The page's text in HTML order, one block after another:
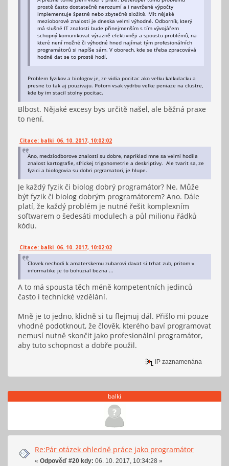
prostě často dostatečně nerozumí a i navržené výpočty
implementuje špatně nebo zbytečně složitě. Mít nějaké
mezioborové znalosti je dneska velmi výhodné. Odborník, který
má slušné IT znalosti bude přinejmenším s tím vývojářem
schopný komunikovat výrazně efektivněji a spoustu problémů, na
které není možné či výhodné hned najímat tým profesionálních
programátorů si napíše sám. V oborech, kde se třeba zpracovává
hodně dat se to prostě hodí.
Problem fyzikov a biologov je, ze vidia pocitac ako velku kalkulacku a
presne to tak aj pouzivaju. Potom vsak vydrbu velke peniaze na clustre,
kde by im stacil stolny pocitac.
Blbost. Nějaké excesy bys určitě našel, ale běžná praxe
to není.
Citace: balki 06. 10. 2017, 10:02:02
Ano, medziodborove znalosti su dobre, napriklad mne sa velmi hodila
znalost kartografie, sfrickej trigonometrie a deskriptivy. Ale tvarit sa, ze
fyzici a biologovia su dobri prgramatori, je hlupe.
Je každý fyzik či biolog dobrý programátor? Ne. Může
být fyzik či biolog dobrým programátorem? Ano. Dále
platí, že každý problém je nutné řešit komplexním
softwarem o šedesáti modulech a půl milionu řádků
kódu.
Citace: balki 06. 10. 2017, 10:02:02
Clovek nechodi k amaterskemu zubarovi davat si trhat zub, pritom v
informatike je to bohuzial bezna ...
A to má spousta těch méně kompetentních jedinců
často i technické vzdělání.
Mně je to jedno, klidně si tu flejmuj dál. Přišlo mi pouze
vhodné podotknout, že člověk, kterého baví programovat
nemusí nutně skončit jako profesionální programátor,
aby tuto schopnost a dobře použil.
IP zaznamenána
balki
Re:Pár otázek ohledně práce jako programátor
« Odpověď #20 kdy: 06. 10. 2017, 10:34:28 »